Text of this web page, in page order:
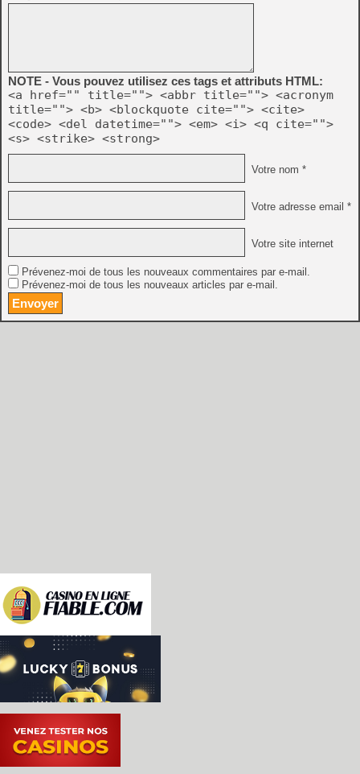
NOTE - Vous pouvez utilisez ces tags et attributs HTML:
<a href="" title=""> <abbr title=""> <acronym
title=""> <b> <blockquote cite=""> <cite>
<code> <del datetime=""> <em> <i> <q cite="">
<s> <strike> <strong>
Votre nom *
Votre adresse email *
Votre site internet
Prévenez-moi de tous les nouveaux commentaires par e-mail.
Prévenez-moi de tous les nouveaux articles par e-mail.